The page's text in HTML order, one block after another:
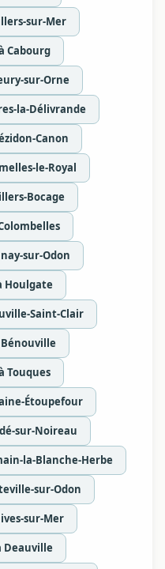
sur-Mer
Cabourg
sur-Orne
la-Délivrande
Canon
le-Royal
Bocage
sur-Odon
Houlgate
Saint-Clair
Touques
Étoupefour
sur-Noireau
la-Blanche-Herbe
sur-Odon
sur-Mer
Deauville